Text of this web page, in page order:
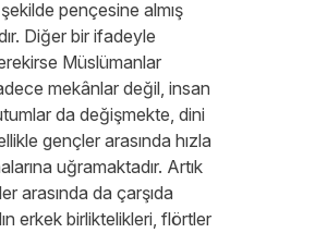
pençesine almış
Diğer bir ifadeyle
Müslümanlar
mekânlar değil, insan
da değişmekte, dini
gençler arasında hızla
uğramaktadır. Artık
arasında da çarşıda
erkek birliktelikleri, flörtler